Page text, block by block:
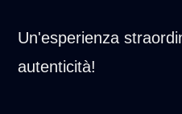
Un'esperienza
autenticità!